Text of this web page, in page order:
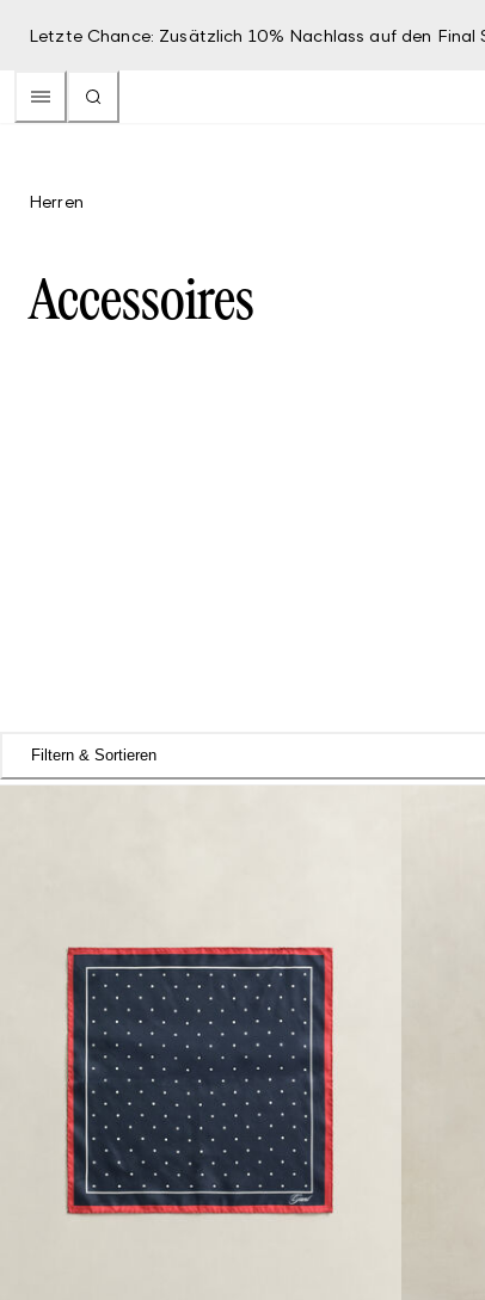
Letzte Chance: Zusätzlich 10% Nachlass auf den Final
Herren
Accessoires
Filtern & Sortieren